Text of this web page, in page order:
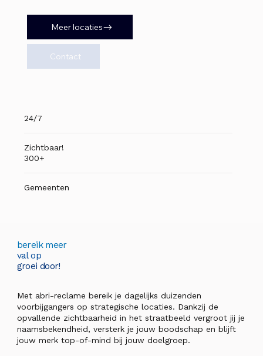
Meer locaties
Contact
24/7
Zichtbaar!
300+
Gemeenten
bereik meer
val op
groei door!
Met abri-reclame bereik je dagelijks duizenden
voorbijgangers op strategische locaties. Dankzij de
opvallende zichtbaarheid in het straatbeeld vergroot jij je
naamsbekendheid, versterk je jouw boodschap en blijft
jouw merk top-of-mind bij jouw doelgroep.